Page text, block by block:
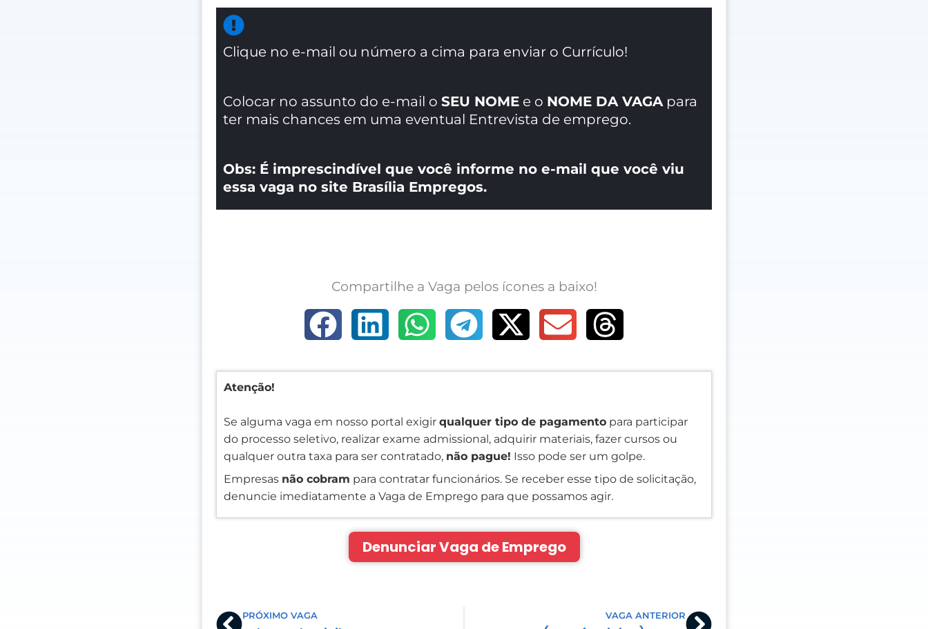
Clique no e-mail ou número a cima para enviar o Currículo!
Colocar no assunto do e-mail oSEU NOME e o NOME DA VAGA para
ter mais chances em uma eventual Entrevista de emprego.
Obs: É imprescindível que você informe no e-mail que você viu
essa vaga no site Brasília Empregos.
Compartilhe a Vaga pelos ícones a baixo!
Atenção!
Se alguma vaga em nosso portal exigirqualquer tipo de pagamento para participar
do processo seletivo, realizar exame admissional, adquirir materiais, fazer cursos ou
qualquer outra taxa para ser contratado, não pague! Isso pode ser um golpe.
Empresas não cobram para contratar funcionários. Se receber esse tipo de solicitação,
denuncie imediatamente a Vaga de Emprego para que possamos agir.
Denunciar Vaga de Emprego
PrevPRÓXIMO VAGA VAGA ANTERIORNext